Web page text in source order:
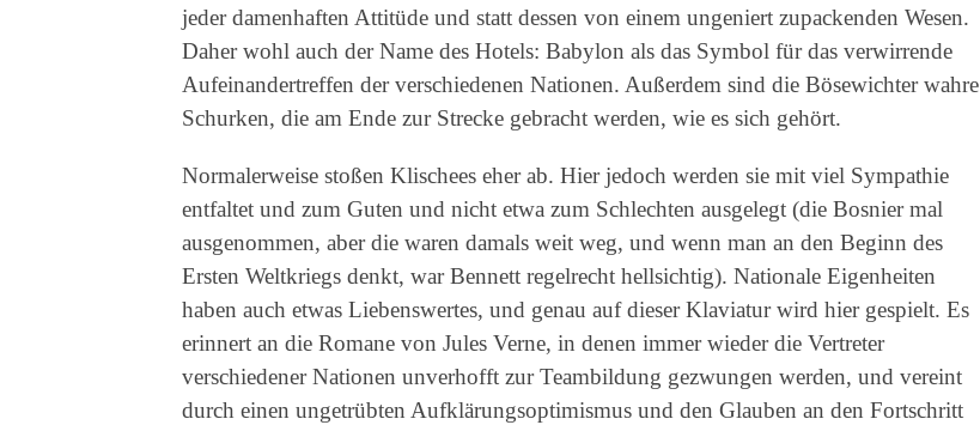
jeder damenhaften Attitüde und statt dessen von einem ungeniert zupackenden Wesen.
Daher wohl auch der Name des Hotels: Babylon als das Symbol für das verwirrende
Aufeinandertreffen der verschiedenen Nationen. Außerdem sind die Bösewichter wahre
Schurken, die am Ende zur Strecke gebracht werden, wie es sich gehört.
Normalerweise stoßen Klischees eher ab. Hier jedoch werden sie mit viel Sympathie
entfaltet und zum Guten und nicht etwa zum Schlechten ausgelegt (die Bosnier mal
ausgenommen, aber die waren damals weit weg, und wenn man an den Beginn des
Ersten Weltkriegs denkt, war Bennett regelrecht hellsichtig). Nationale Eigenheiten
haben auch etwas Liebenswertes, und genau auf dieser Klaviatur wird hier gespielt. Es
erinnert an die Romane von Jules Verne, in denen immer wieder die Vertreter
verschiedener Nationen unverhofft zur Teambildung gezwungen werden, und vereint
durch einen ungetrübten Aufklärungsoptimismus und den Glauben an den Fortschritt